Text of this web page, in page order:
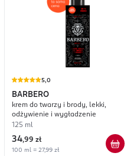
5,0
BARBERO
krem do twarzy i brody, lekki,
odżywienie i wygładzenie
125 ml
34,99 zł
100 ml = 27,99 zł